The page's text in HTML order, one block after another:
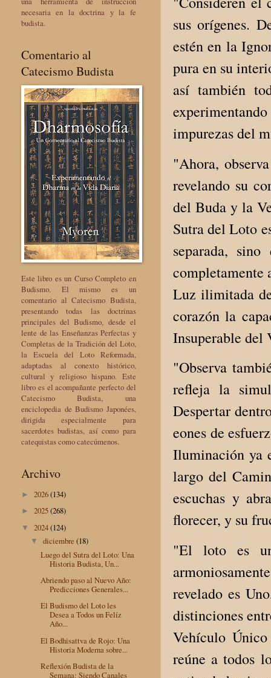
sus orígenes.
estén en la
pura en su
así también
impurezas del
"Ahora,
revelando su
del Buda y la
Sutra del Loto
separada,
completamente
Luz ilimitada
corazón la
Insuperable del
"Observa
refleja la
Despertar
eones de
Iluminación ya
largo del
escuchas y
florecer, y su
"El loto es
revelado es
distinciones
Vehículo
reúne a todos
necesaria en la doctrina y la fe
budista.
Comentario al
Catecismo Budista
Este libro es un Curso Completo en
Budismo. El mismo es un
comentario al Catecismo Budista,
presentando todas las doctrinas
principales del Budismo, desde el
lente de las Enseñanzas Perfectas y
Completas de la Tradición del Loto,
la Escuela del Loto Reformada,
adaptadas al conexto histórico,
cultural y religioso hispano. Este
libro es el acompañante perfecto del
Catecismo Budista, una
enciclopedia de Budismo Japonées,
dirigida especialmente para
sacerdotes budistas, así como para
catequistas como catecúmenos.
Archivo
► 2026(134)
► 2025(268)
▼ 2024(124)
▼diciembre(18)
Luego del Sutra del Loto: Una
Historia Budista, Un...
Abriendo paso al Nuevo Año:
Predicciones Generales...
El Budismo del Loto les
Desea a Todos un Felíz
Año...
El Bodhisattva de Rojo: Una
Historia Moderna sobre...
Reflexión Budista de la
Semana: Siendo Canales